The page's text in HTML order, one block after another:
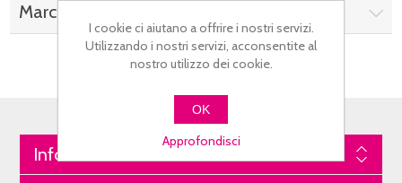
Marchi
Informazioni
I cookie ci aiutano a offrire i nostri servizi.
Utilizzando i nostri servizi, acconsentite al
nostro utilizzo dei cookie.
OK
Approfondisci